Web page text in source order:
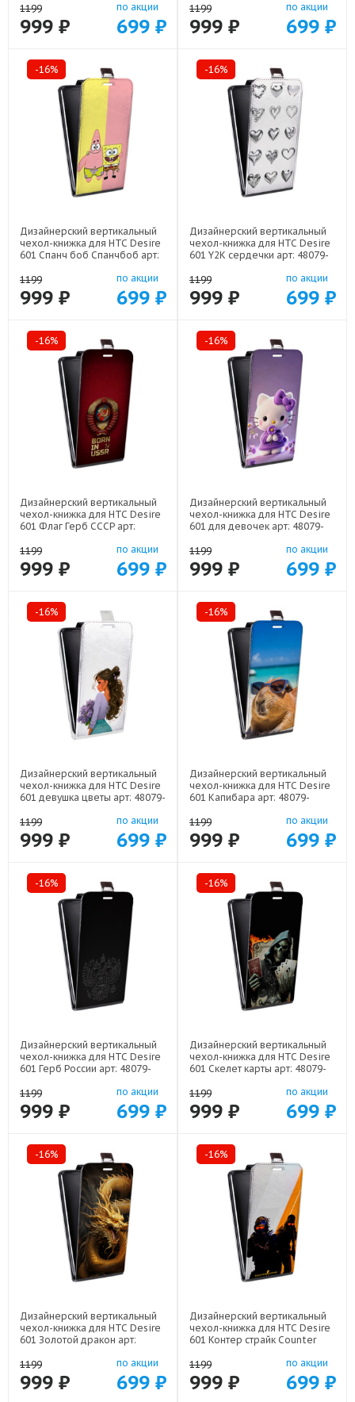
1199
999 ₽
по акции
699 ₽
1199
999 ₽
по акции
699 ₽
-16%
Дизайнерский вертикальный
чехол-книжка для HTC Desire
601 Спанч боб Спанчбоб арт:
1199
999 ₽
по акции
699 ₽
-16%
Дизайнерский вертикальный
чехол-книжка для HTC Desire
601 Y2K сердечки арт: 48079-
1199
999 ₽
по акции
699 ₽
-16%
Дизайнерский вертикальный
чехол-книжка для HTC Desire
601 Флаг Герб СССР арт:
1199
999 ₽
по акции
699 ₽
-16%
Дизайнерский вертикальный
чехол-книжка для HTC Desire
601 для девочек арт: 48079-
1199
999 ₽
по акции
699 ₽
-16%
Дизайнерский вертикальный
чехол-книжка для HTC Desire
601 девушка цветы арт: 48079-
1199
999 ₽
по акции
699 ₽
-16%
Дизайнерский вертикальный
чехол-книжка для HTC Desire
601 Капибара арт: 48079-
1199
999 ₽
по акции
699 ₽
-16%
Дизайнерский вертикальный
чехол-книжка для HTC Desire
601 Герб России арт: 48079-
1199
999 ₽
по акции
699 ₽
-16%
Дизайнерский вертикальный
чехол-книжка для HTC Desire
601 Скелет карты арт: 48079-
1199
999 ₽
по акции
699 ₽
-16%
Дизайнерский вертикальный
чехол-книжка для HTC Desire
601 Золотой дракон арт:
1199
999 ₽
по акции
699 ₽
-16%
Дизайнерский вертикальный
чехол-книжка для HTC Desire
601 Контер страйк Counter
1199
999 ₽
по акции
699 ₽